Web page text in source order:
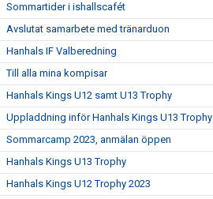
Sommartider i ishallscafét
Avslutat samarbete med tränarduon
Hanhals IF Valberedning
Till alla mina kompisar
Hanhals Kings U12 samt U13 Trophy
Uppladdning inför Hanhals Kings U13 Trophy
Sommarcamp 2023, anmälan öppen
Hanhals Kings U13 Trophy
Hanhals Kings U12 Trophy 2023